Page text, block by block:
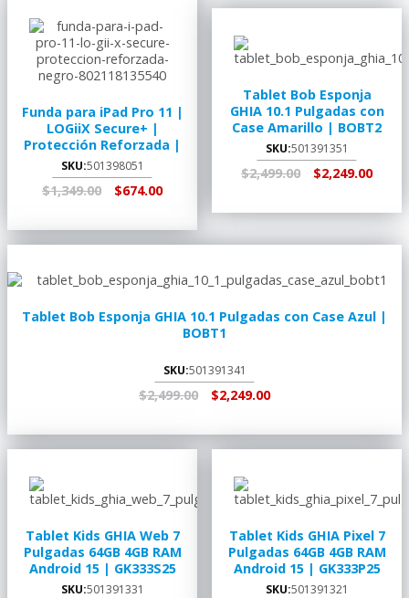
CARRITO
TIENDA
Funda para iPad Pro 11 |
LOGiiX Secure+ |
Protección Reforzada |
Negro
SKU:501398051
$1,349.00 $674.00
AGREGAR AL
RECOGER EN
Tablet Bob Esponja
GHIA 10.1 Pulgadas con
Case Amarillo | BOBT2
SKU:501391351
$2,499.00 $2,249.00
CARRITO
TIENDA
Tablet Bob Esponja GHIA 10.1 Pulgadas con Case Azul |
BOBT1
SKU:501391341
$2,499.00 $2,249.00
AGREGAR AL
RECOGER EN
Tablet Kids GHIA Web 7
Pulgadas 64GB 4GB RAM
Android 15 | GK333S25
SKU:501391331
Tablet Kids GHIA Pixel 7
Pulgadas 64GB 4GB RAM
Android 15 | GK333P25
SKU:501391321